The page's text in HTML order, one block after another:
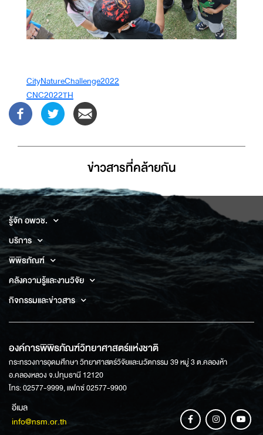
CityNatureChallenge2022
CNC2022TH
ข่าวสารที่่คล้ายกัน
รู้จัก อพวช.
บริการ
พิพิธภัณฑ์
คลังความรู้และงานวิจัย
กิจกรรมและข่าวสาร
องค์การพิพิธภัณฑ์วิทยาศาสตร์แห่งชาติ
กระทรวงการอุดมศึกษา วิทยาศาสตร์วิจัยและนวัตกรรม 39 หมู่ 3 ต.คลองห้า
อ.คลองหลวง จ.ปทุมธานี 12120
โทร: 02577-9999, แฟกซ์ 02577-9900
อีเมล
info@nsm.or.th